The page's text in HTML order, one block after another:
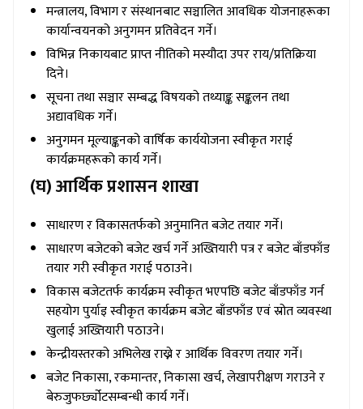
मन्त्रालय, विभाग र संस्थानबाट सञ्चालित आवधिक योजनाहरूका
कार्यान्वयनको अनुगमन प्रतिवेदन गर्ने।
विभिन्न निकायबाट प्राप्त नीतिको मस्यौदा उपर राय/प्रतिक्रिया
दिने।
सूचना तथा सञ्चार सम्बद्ध विषयको तथ्याङ्क सङ्कलन तथा
अद्यावधिक गर्ने।
अनुगमन मूल्याङ्कनको वार्षिक कार्ययोजना स्वीकृत गराई
कार्यक्रमहरूको कार्य गर्ने।
(घ) आर्थिक प्रशासन शाखा
साधारण र विकासतर्फको अनुमानित बजेट तयार गर्ने।
साधारण बजेटको बजेट खर्च गर्ने अख्तियारी पत्र र बजेट बाँडफाँड
तयार गरी स्वीकृत गराई पठाउने।
विकास बजेटतर्फ कार्यक्रम स्वीकृत भएपछि बजेट बाँडफाँड गर्न
सहयोग पुर्याइ स्वीकृत कार्यक्रम बजेट बाँडफाँड एवं स्रोत व्यवस्था
खुलाई अख्तियारी पठाउने।
केन्द्रीयस्तरको अभिलेख राख्ने र आर्थिक विवरण तयार गर्ने।
बजेट निकासा, रकमान्तर, निकासा खर्च, लेखापरीक्षण गराउने र
बेरुजुफर्छ्योटसम्बन्धी कार्य गर्ने।